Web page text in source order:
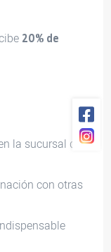
20% de
la sucursal de
con otras